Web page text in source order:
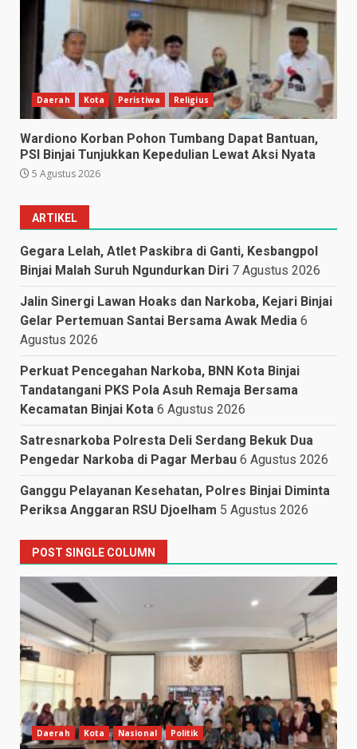
Daerah Kota Peristiwa Religius
Wardiono Korban Pohon Tumbang Dapat Bantuan,
PSI Binjai Tunjukkan Kepedulian Lewat Aksi Nyata
5 Agustus 2026
ARTIKEL
Gegara Lelah, Atlet Paskibra di Ganti, Kesbangpol
Binjai Malah Suruh Ngundurkan Diri 7 Agustus 2026
Jalin Sinergi Lawan Hoaks dan Narkoba, Kejari Binjai
Gelar Pertemuan Santai Bersama Awak Media 6
Agustus 2026
Perkuat Pencegahan Narkoba, BNN Kota Binjai
Tandatangani PKS Pola Asuh Remaja Bersama
Kecamatan Binjai Kota 6 Agustus 2026
Satresnarkoba Polresta Deli Serdang Bekuk Dua
Pengedar Narkoba di Pagar Merbau 6 Agustus 2026
Ganggu Pelayanan Kesehatan, Polres Binjai Diminta
Periksa Anggaran RSU Djoelham 5 Agustus 2026
POST SINGLE COLUMN
Daerah Kota Nasional Politik